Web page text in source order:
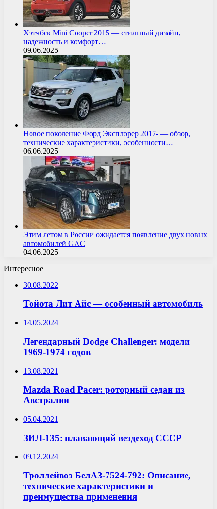
Хэтчбек Mini Cooper 2015 — стильный дизайн,
надежность и комфорт…
09.06.2025
Новое поколение Форд Эксплорер 2017- — обзор,
технические характеристики, особенности…
06.06.2025
Этим летом в России ожидается появление двух новых
автомобилей GAC
04.06.2025
Интересное
30.08.2022
Тойота Лит Айс — особенный автомобиль
14.05.2024
Легендарный Dodge Challenger: модели
1969-1974 годов
13.08.2021
Mazda Road Pacer: роторный седан из
Австралии
05.04.2021
ЗИЛ-135: плавающий вездеход СССР
09.12.2024
Троллейвоз БелАЗ-7524-792: Описание,
технические характеристики и
преимущества применения